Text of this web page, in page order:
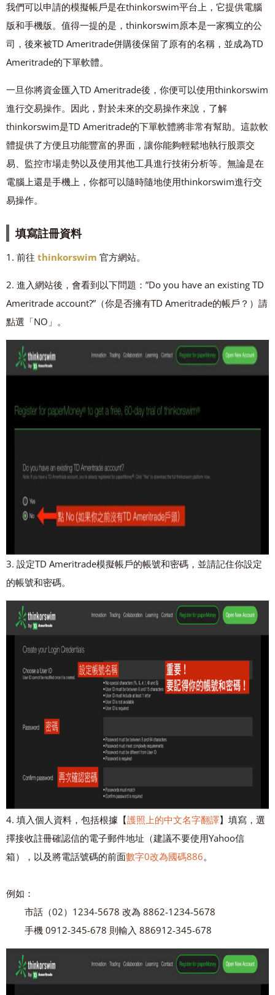
我們可以申請的模擬帳戶是在thinkorswim平台上，它提供電腦
版和手機版。值得一提的是，thinkorswim原本是一家獨立的公
司，後來被TD Ameritrade併購後保留了原有的名稱，並成為TD
Ameritrade的下單軟體。
一旦你將資金匯入TD Ameritrade後，你便可以使用thinkorswim
進行交易操作。因此，對於未來的交易操作來說，了解
thinkorswim是TD Ameritrade的下單軟體將非常有幫助。這款軟
體提供了方便且功能豐富的界面，讓你能夠輕鬆地執行股票交
易、監控市場走勢以及使用其他工具進行技術分析等。無論是在
電腦上還是手機上，你都可以隨時隨地使用thinkorswim進行交
易操作。
填寫註冊資料
1. 前往 thinkorswim 官方網站。
2. 進入網站後，會看到以下問題：”Do you have an existing TD
Ameritrade account?”（你是否擁有TD Ameritrade的帳戶？）請
點選「NO」。
3. 設定TD Ameritrade模擬帳戶的帳號和密碼，並請記住你設定
的帳號和密碼。
4. 填入個人資料，包括根據【護照上的中文名字翻譯】填寫，選
擇接收註冊確認信的電子郵件地址（建議不要使用Yahoo信
箱），以及將電話號碼的前面數字0改為國碼886。
例如：
市話（02）1234-5678 改為 8862-1234-5678
手機 0912-345-678 則輸入 886912-345-678